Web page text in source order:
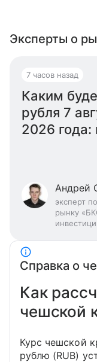
Эксперты о
7 часов назад
Каким
рубля 7
2026 года:
Андрей
эксперт
рынку
Справка о
Как
чешской
Курс чешской
рублю (RUB)